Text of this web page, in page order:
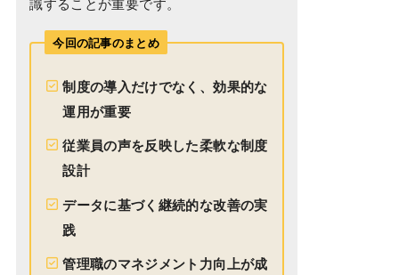
今回の記事のまとめ
制度の導入だけでなく、効果的な
運用が重要
従業員の声を反映した柔軟な制度
設計
データに基づく継続的な改善の実
践
管理職のマネジメント力向上が成